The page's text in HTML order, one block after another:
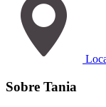
Sobre Tania